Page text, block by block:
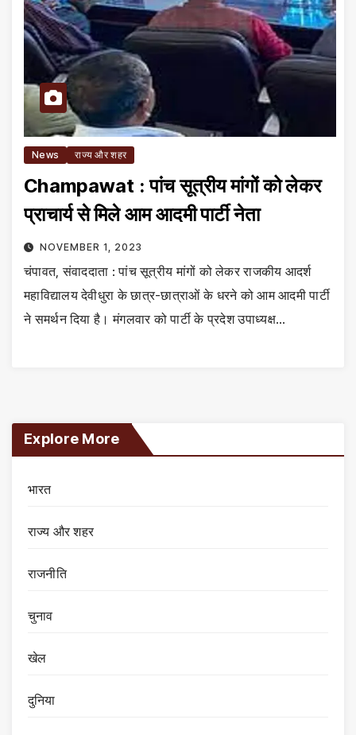
News राज्य और शहर
Champawat : पांच सूत्रीय मांगों को लेकर
प्राचार्य से मिले आम आदमी पार्टी नेता
NOVEMBER 1, 2023
चंपावत, संवाददाता : पांच सूत्रीय मांगों को लेकर राजकीय आदर्श
महाविद्यालय देवीधुरा के छात्र-छात्राओं के धरने को आम आदमी पार्टी
ने समर्थन दिया है। मंगलवार को पार्टी के प्रदेश उपाध्यक्ष…
Explore More
भारत
राज्य और शहर
राजनीति
चुनाव
खेल
दुनिया